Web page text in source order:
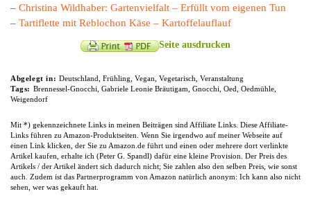
– Christina Wildhaber: Gartenvielfalt – Erfüllt vom eigenen Tun
– Tartiflette mit Reblochon Käse – Kartoffelauflauf
Seite ausdrucken
Abgelegt in: Deutschland Frühling Vegan Vegetarisch Veranstaltung
Tags: Brennessel-Gnocchi Gabriele Leonie Bräutigam Gnocchi Oed Oedmühle,
Weigendorf
Mit *) gekennzeichnete Links in meinen Beiträgen sind Affiliate Links. Diese Affiliate-
Links führen zu Amazon-Produktseiten. Wenn Sie irgendwo auf meiner Webseite auf
einen Link klicken, der Sie zu Amazon.de führt und einen oder mehrere dort verlinkte
Artikel kaufen, erhalte ich (Peter G. Spandl) dafür eine kleine Provision. Der Preis des
Artikels / der Artikel ändert sich dadurch nicht; Sie zahlen also den selben Preis, wie sonst
auch. Zudem ist das Partnerprogramm von Amazon natürlich anonym: Ich kann also nicht
sehen, wer was gekauft hat.